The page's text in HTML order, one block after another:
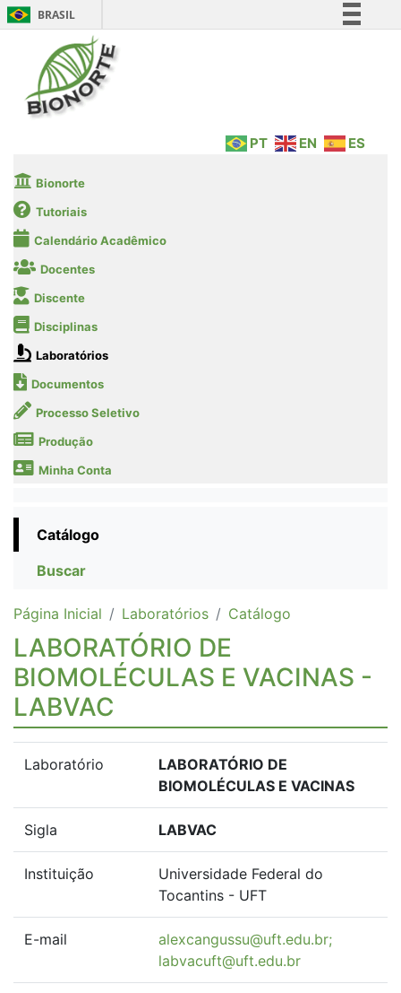
BRASIL
Legislação
PT EN ES
Bionorte
Tutoriais
Calendário Acadêmico
Docentes
Discente
Disciplinas
Laboratórios
Documentos
Processo Seletivo
Produção
Minha Conta
Catálogo
Buscar
Página Inicial Laboratórios Catálogo
LABORATÓRIO DE
BIOMOLÉCULAS E VACINAS -
LABVAC
Laboratório
LABORATÓRIO DE
BIOMOLÉCULAS E VACINAS
Sigla LABVAC
Instituição
Universidade Federal do
Tocantins - UFT
E-mail
alexcangussu@uft.edu.br;
labvacuft@uft.edu.br